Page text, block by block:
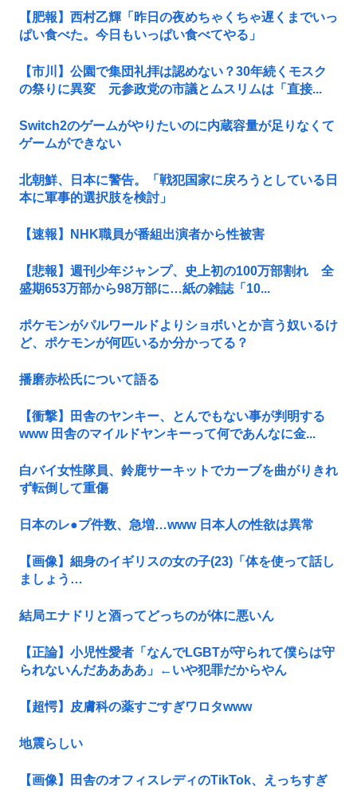
【肥報】西村乙輝「昨日の夜めちゃくちゃ遅くまでいっ
ぱい食べた。今日もいっぱい食べてやる」
【市川】公園で集団礼拝は認めない？30年続くモスク
の祭りに異変 元参政党の市議とムスリムは「直接...
Switch2のゲームがやりたいのに内蔵容量が足りなくて
ゲームができない
北朝鮮、日本に警告。「戦犯国家に戻ろうとしている日
本に軍事的選択肢を検討」
【速報】NHK職員が番組出演者から性被害
【悲報】週刊少年ジャンプ、史上初の100万部割れ 全
盛期653万部から98万部に…紙の雑誌「10...
ポケモンがパルワールドよりショボいとか言う奴いるけ
ど、ポケモンが何匹いるか分かってる？
播磨赤松氏について語る
【衝撃】田舎のヤンキー、とんでもない事が判明する
www 田舎のマイルドヤンキーって何であんなに金...
白バイ女性隊員、鈴鹿サーキットでカーブを曲がりきれ
ず転倒して重傷
日本のレ●プ件数、急増…www 日本人の性欲は異常
【画像】細身のイギリスの女の子(23)「体を使って話し
ましょう…
結局エナドリと酒ってどっちのが体に悪いん
【正論】小児性愛者「なんでLGBTが守られて僕らは守
られないんだああああ」←いや犯罪だからやん
【超愕】皮膚科の薬すごすぎワロタwww
地震らしい
【画像】田舎のオフィスレディのTikTok、えっちすぎ